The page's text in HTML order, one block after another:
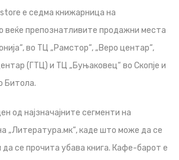
е седма книжарница на
веќе препознатливите продажни места
во ТЦ „Рамстор“, „Веро центар“,
(ГТЦ) и ТЦ „Буњаковец“ во Скопје и
Битола.
од најзначајните сегменти на
„Литература.мк“, каде што може да се
се прочита убава книга. Кафе-барот е